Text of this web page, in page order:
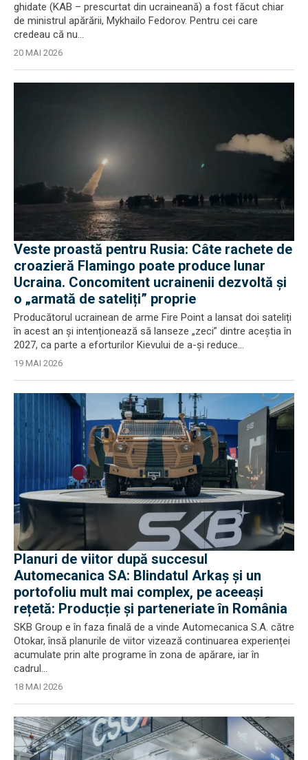
ghidate (KAB – prescurtat din ucraineană) a fost făcut chiar
de ministrul apărării, Mykhailo Fedorov. Pentru cei care
credeau că nu...
20 MAI 2026
Veste proastă pentru Rusia: Câte rachete de
croazieră Flamingo poate produce lunar
Ucraina. Concomitent ucrainenii dezvoltă și
o „armată de sateliți” proprie
Producătorul ucrainean de arme Fire Point a lansat doi sateliți
în acest an și intenționează să lanseze „zeci” dintre aceștia în
2027, ca parte a eforturilor Kievului de a-și reduce...
19 MAI 2026
Planuri de viitor după succesul
Automecanica SA: Blindatul Arkaș și un
portofoliu mult mai complex, pe aceeași
rețetă: Producție și parteneriate în România
SKB Group e în faza finală de a vinde Automecanica S.A. către
Otokar, însă planurile de viitor vizează continuarea experienței
acumulate prin alte programe în zona de apărare, iar în
cadrul...
18 MAI 2026